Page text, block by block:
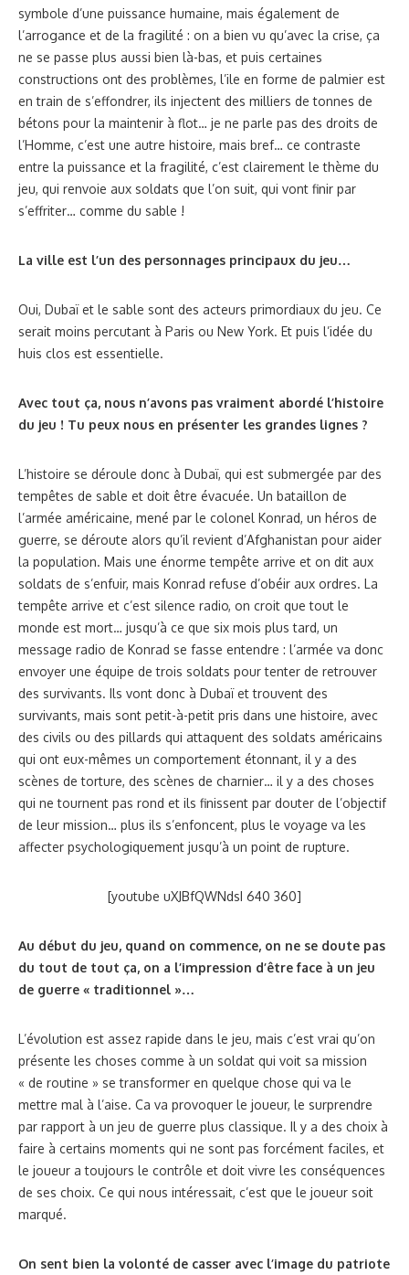
symbole d’une puissance humaine, mais également de
l’arrogance et de la fragilité : on a bien vu qu’avec la crise, ça
ne se passe plus aussi bien là-bas, et puis certaines
constructions ont des problèmes, l’ile en forme de palmier est
en train de s’effondrer, ils injectent des milliers de tonnes de
bétons pour la maintenir à flot… je ne parle pas des droits de
l’Homme, c’est une autre histoire, mais bref… ce contraste
entre la puissance et la fragilité, c’est clairement le thème du
jeu, qui renvoie aux soldats que l’on suit, qui vont finir par
s’effriter… comme du sable !
La ville est l’un des personnages principaux du jeu…
Oui, Dubaï et le sable sont des acteurs primordiaux du jeu. Ce
serait moins percutant à Paris ou New York. Et puis l’idée du
huis clos est essentielle.
Avec tout ça, nous n’avons pas vraiment abordé l’histoire
du jeu ! Tu peux nous en présenter les grandes lignes ?
L’histoire se déroule donc à Dubaï, qui est submergée par des
tempêtes de sable et doit être évacuée. Un bataillon de
l’armée américaine, mené par le colonel Konrad, un héros de
guerre, se déroute alors qu’il revient d’Afghanistan pour aider
la population. Mais une énorme tempête arrive et on dit aux
soldats de s’enfuir, mais Konrad refuse d’obéir aux ordres. La
tempête arrive et c’est silence radio, on croit que tout le
monde est mort… jusqu’à ce que six mois plus tard, un
message radio de Konrad se fasse entendre : l’armée va donc
envoyer une équipe de trois soldats pour tenter de retrouver
des survivants. Ils vont donc à Dubaï et trouvent des
survivants, mais sont petit-à-petit pris dans une histoire, avec
des civils ou des pillards qui attaquent des soldats américains
qui ont eux-mêmes un comportement étonnant, il y a des
scènes de torture, des scènes de charnier… il y a des choses
qui ne tournent pas rond et ils finissent par douter de l’objectif
de leur mission… plus ils s’enfoncent, plus le voyage va les
affecter psychologiquement jusqu’à un point de rupture.
[youtube uXJBfQWNdsI 640 360]
Au début du jeu, quand on commence, on ne se doute pas
du tout de tout ça, on a l’impression d’être face à un jeu
de guerre « traditionnel »…
L’évolution est assez rapide dans le jeu, mais c’est vrai qu’on
présente les choses comme à un soldat qui voit sa mission
« de routine » se transformer en quelque chose qui va le
mettre mal à l’aise. Ca va provoquer le joueur, le surprendre
par rapport à un jeu de guerre plus classique. Il y a des choix à
faire à certains moments qui ne sont pas forcément faciles, et
le joueur a toujours le contrôle et doit vivre les conséquences
de ses choix. Ce qui nous intéressait, c’est que le joueur soit
marqué.
On sent bien la volonté de casser avec l’image du patriote